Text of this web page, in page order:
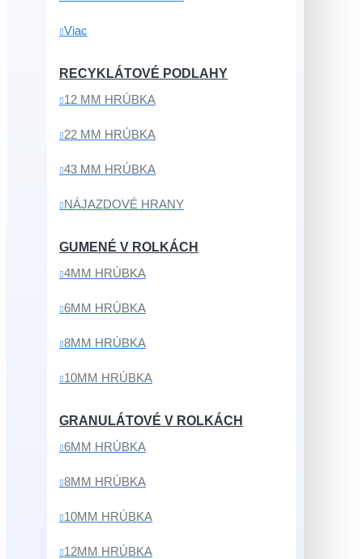
Viac
RECYKLÁTOVÉ PODLAHY
12 MM HRÚBKA
22 MM HRÚBKA
43 MM HRÚBKA
NÁJAZDOVÉ HRANY
GUMENÉ V ROLKÁCH
4MM HRÚBKA
6MM HRÚBKA
8MM HRÚBKA
10MM HRÚBKA
GRANULÁTOVÉ V ROLKÁCH
6MM HRÚBKA
8MM HRÚBKA
10MM HRÚBKA
12MM HRÚBKA